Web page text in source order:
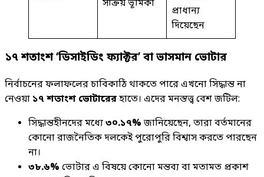
সক্রিয় ভূমিকা
প্রাধান্য
দিয়েছেন
১৭ শতাংশ ‘ডিসাইডিং ফ্যাক্টর’ বা ভাসমান ভোটার
নির্বাচনের ফলাফলের চাবিকাঠি থাকতে পারে এখনো সিদ্ধান্ত না
নেওয়া ১৭ শতাংশ ভোটারেরহাতে। এদের মনস্তত্ত্ব বেশ জটিল:
সিদ্ধান্তহীনদের মধ্যে৩০.১৭%জানিয়েছেন, তারা বর্তমানের
কোনো রাজনৈতিক দলকেই পুরোপুরি বিশ্বাস করতে পারছেন
না।
৩৮.৬% ভোটার এ বিষয়ে কোনো মন্তব্য বা মতামত প্রকাশ